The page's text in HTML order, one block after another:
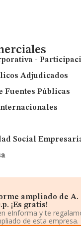
-
Adjudicados
Fuentes Públicas
Social
ampliado de A.
¡Es gratis!
eInforma y te
de esta empresa.